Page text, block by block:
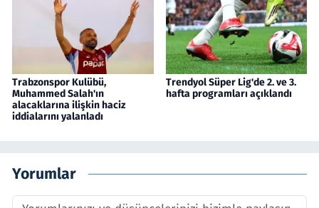
Trabzonspor Kulübü,
Muhammed Salah'ın
alacaklarına ilişkin haciz
iddialarını yalanladı
Trendyol Süper Lig'de 2. ve 3.
hafta programları açıklandı
Yorumlar